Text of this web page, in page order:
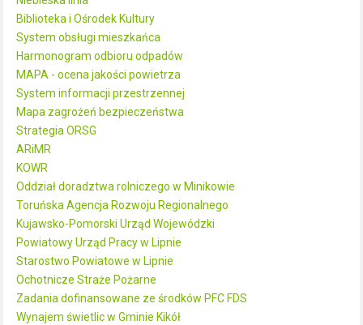
Biblioteka i Ośrodek Kultury
System obsługi mieszkańca
Harmonogram odbioru odpadów
MAPA - ocena jakości powietrza
System informacji przestrzennej
Mapa zagrożeń bezpieczeństwa
Strategia ORSG
ARiMR
KOWR
Oddział doradztwa rolniczego w Minikowie
Toruńska Agencja Rozwoju Regionalnego
Kujawsko-Pomorski Urząd Wojewódzki
Powiatowy Urząd Pracy w Lipnie
Starostwo Powiatowe w Lipnie
Ochotnicze Straże Pożarne
Zadania dofinansowane ze środków PFC FDS
Wynajem świetlic w Gminie Kikół